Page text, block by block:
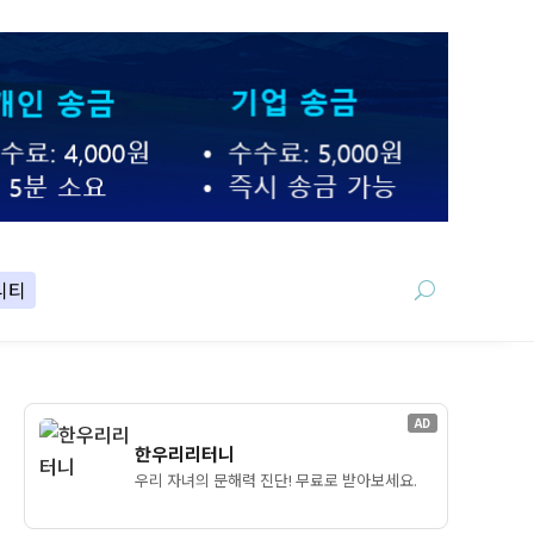
티
AD
한우리리터니
우리 자녀의 문해력 진단! 무료로 받아보세요.